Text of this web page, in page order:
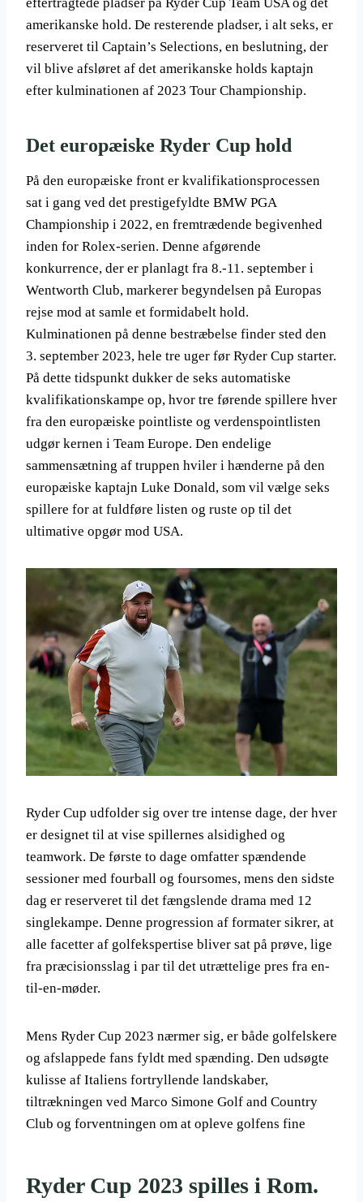
amerikanske hold. De resterende pladser, i alt seks, er
reserveret til Captain’s Selections, en beslutning, der
vil blive afsløret af det amerikanske holds kaptajn
efter kulminationen af 2023 Tour Championship.
Det europæiske Ryder Cup hold
På den europæiske front er kvalifikationsprocessen
sat i gang ved det prestigefyldte BMW PGA
Championship i 2022, en fremtrædende begivenhed
inden for Rolex-serien. Denne afgørende
konkurrence, der er planlagt fra 8.-11. september i
Wentworth Club, markerer begyndelsen på Europas
rejse mod at samle et formidabelt hold.
Kulminationen på denne bestræbelse finder sted den
3. september 2023, hele tre uger før Ryder Cup starter.
På dette tidspunkt dukker de seks automatiske
kvalifikationskampe op, hvor tre førende spillere hver
fra den europæiske pointliste og verdenspointlisten
udgør kernen i Team Europe. Den endelige
sammensætning af truppen hviler i hænderne på den
europæiske kaptajn Luke Donald, som vil vælge seks
spillere for at fuldføre listen og ruste op til det
ultimative opgør mod USA.
Ryder Cup udfolder sig over tre intense dage, der hver
er designet til at vise spillernes alsidighed og
teamwork. De første to dage omfatter spændende
sessioner med fourball og foursomes, mens den sidste
dag er reserveret til det fængslende drama med 12
singlekampe. Denne progression af formater sikrer, at
alle facetter af golfekspertise bliver sat på prøve, lige
fra præcisionsslag i par til det utrættelige pres fra en-
til-en-møder.
Mens Ryder Cup 2023 nærmer sig, er både golfelskere
og afslappede fans fyldt med spænding. Den udsøgte
kulisse af Italiens fortryllende landskaber,
tiltrækningen ved Marco Simone Golf and Country
Club og forventningen om at opleve golfens fine
Ryder Cup 2023 spilles i Rom.